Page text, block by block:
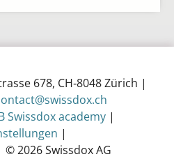
678, CH‑8048 Zürich |
Swissdox academy |
|
© 2026 Swissdox AG